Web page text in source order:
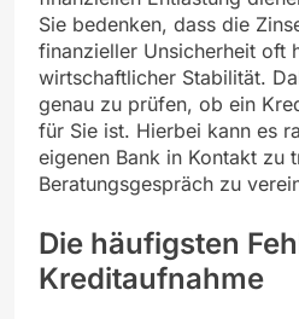
Sie bedenken, dass die
finanzieller Unsicherheit oft
wirtschaftlicher Stabilität.
genau zu prüfen, ob ein
für Sie ist. Hierbei kann es
eigenen Bank in Kontakt zu
Beratungsgespräch zu
Die häufigsten
Kreditaufnahme